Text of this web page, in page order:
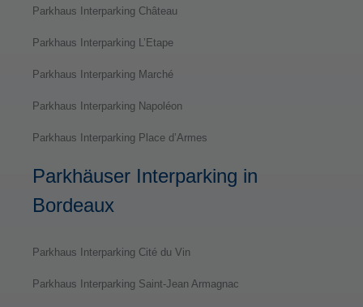
Parkhaus Interparking Château
Parkhaus Interparking L’Etape
Parkhaus Interparking Marché
Parkhaus Interparking Napoléon
Parkhaus Interparking Place d’Armes
Parkhäuser Interparking in
Bordeaux
Parkhaus Interparking Cité du Vin
Parkhaus Interparking Saint-Jean Armagnac